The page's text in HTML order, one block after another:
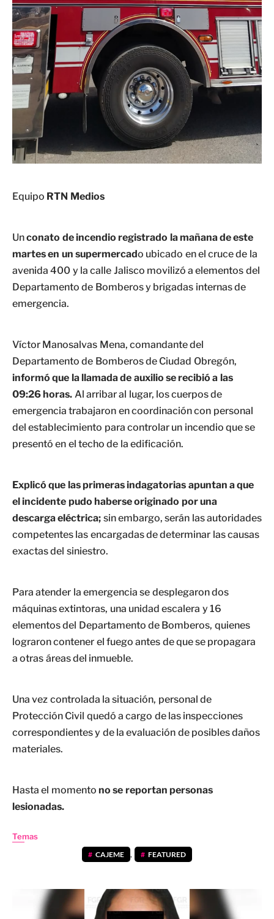
Equipo RTN Medios
Unconato de incendio registrado la mañana de este
martes en un supermercado ubicado en el cruce de la
avenida 400 y la calle Jalisco movilizó a elementos del
Departamento de Bomberos y brigadas internas de
emergencia.
Víctor Manosalvas Mena, comandante del
Departamento de Bomberos de Ciudad Obregón,
informó que la llamada de auxilio se recibió a las
09:26 horas. Al arribar al lugar, los cuerpos de
emergencia trabajaron en coordinación con personal
del establecimiento para controlar un incendio que se
presentó en el techo de la edificación.
Explicó que las primeras indagatorias apuntan a que
el incidente pudo haberse originado por una
descarga eléctrica; sin embargo, serán las autoridades
competentes las encargadas de determinar las causas
exactas del siniestro.
Para atender la emergencia se desplegaron dos
máquinas extintoras, una unidad escalera y 16
elementos del Departamento de Bomberos, quienes
lograron contener el fuego antes de que se propagara
a otras áreas del inmueble.
Una vez controlada la situación, personal de
Protección Civil quedó a cargo de las inspecciones
correspondientes y de la evaluación de posibles daños
materiales.
Hasta el momento no se reportan personas
lesionadas.
Temas
CAJEME , FEATURED